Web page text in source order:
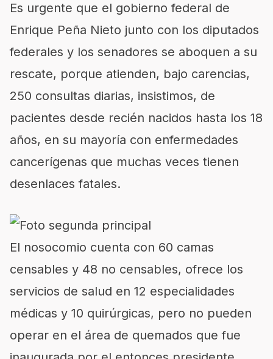
Es urgente que el gobierno federal de
Enrique Peña Nieto junto con los diputados
federales y los senadores se aboquen a su
rescate, porque atienden, bajo carencias,
250 consultas diarias, insistimos, de
pacientes desde recién nacidos hasta los 18
años, en su mayoría con enfermedades
cancerígenas que muchas veces tienen
desenlaces fatales.
El nosocomio cuenta con 60 camas
censables y 48 no censables, ofrece los
servicios de salud en 12 especialidades
médicas y 10 quirúrgicas, pero no pueden
operar en el área de quemados que fue